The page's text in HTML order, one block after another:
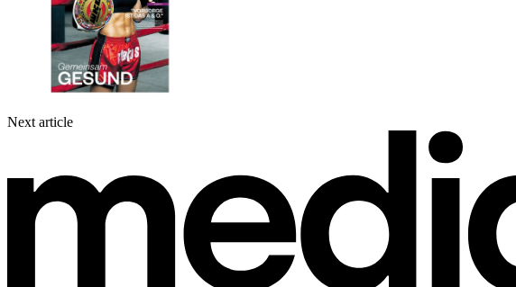
Next article